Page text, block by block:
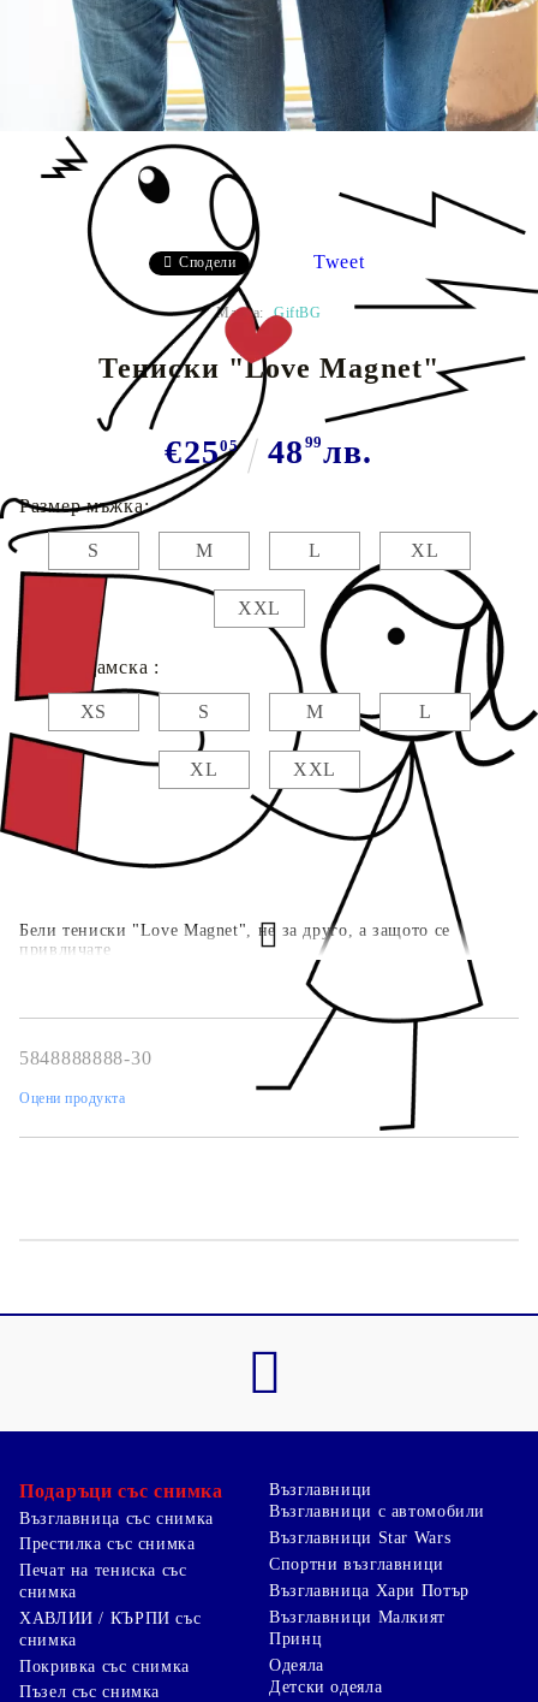
Сподели Tweet
Марка: GiftBG
Тениски "Love Magnet"
€2505 48 99лв.
Бели тениски "Love Magnet", не за друго, а защото се
привличате
Размер мъжка:
S M L XL
XXL
Размер дамска :
XS S M L
XL XXL
5848888888-30
Оцени продукта
Подаръци със снимка
Възглавница със снимка
Престилка със снимка
Печат на тениска със
снимка
ХАВЛИИ / КЪРПИ със
снимка
Покривка със снимка
Пъзел със снимка
Възглавници
Възглавници с автомобили
Възглавници Star Wars
Спортни възглавници
Възглавница Хари Потър
Възглавници Малкият
Принц
Одеяла
Детски одеяла